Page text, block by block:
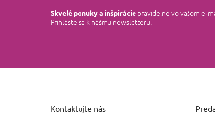
Skvelé ponuky a inšpirácie pravidelne vo vašom
Prihláste sa k nášmu newsletteru.
Kontaktujte nás